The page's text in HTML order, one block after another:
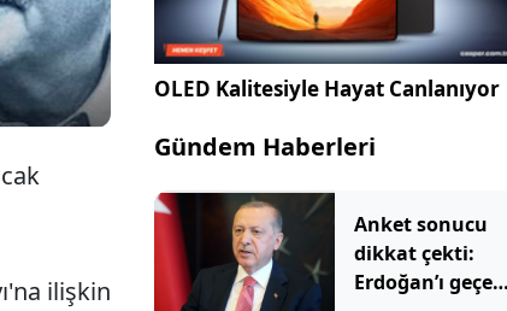
ilişkin
OLED Kalitesiyle Hayat Canlanıyor
Gündem Haberleri
Anket sonucu
dikkat çekti:
Erdoğan’ı geçen